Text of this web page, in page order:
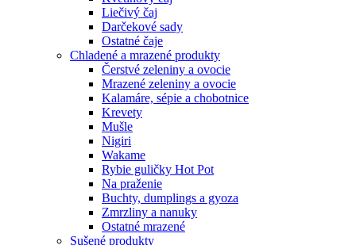
Liečivý čaj
Darčekové sady
Ostatné čaje
Chladené a mrazené produkty
Čerstvé zeleniny a ovocie
Mrazené zeleniny a ovocie
Kalamáre, sépie a chobotnice
Krevety
Mušle
Nigiri
Wakame
Rybie guličky Hot Pot
Na praženie
Buchty, dumplings a gyoza
Zmrzliny a nanuky
Ostatné mrazené
Sušené produkty